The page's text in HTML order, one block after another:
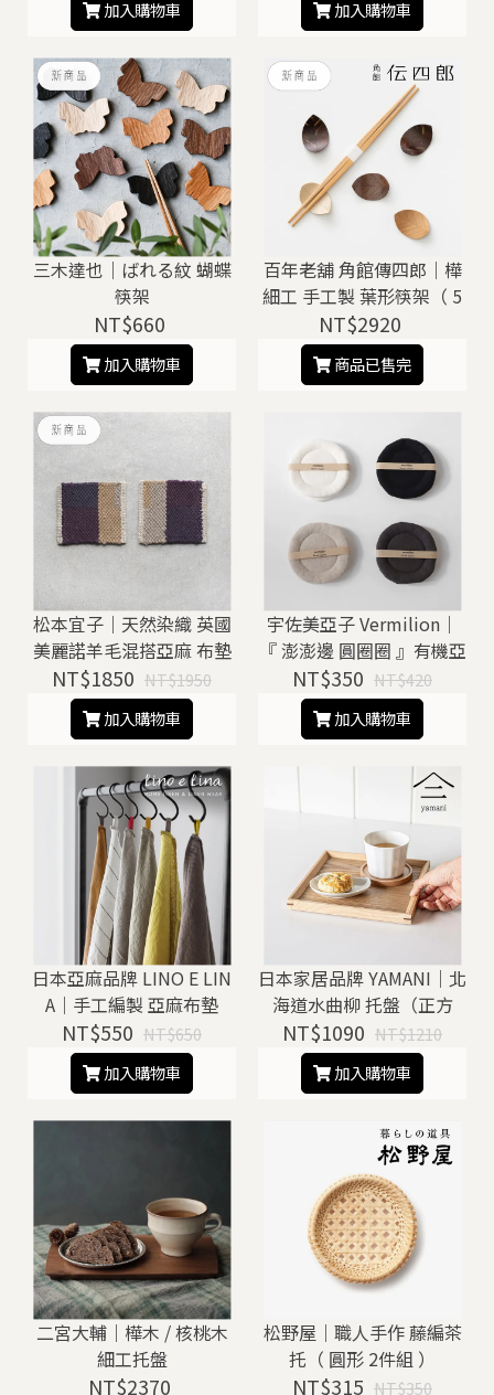
加入購物車 加入購物車
三木達也｜ばれる紋 蝴蝶
筷架
NT$660
加入購物車
百年老舖 角館傳四郎｜樺
細工 手工製 葉形筷架（ 5
枚 ）
NT$2920
商品已售完
松本宜子｜天然染織 英國
美麗諾羊毛混搭亞麻 布墊
NT$1850 NT$1950
加入購物車
宇佐美亞子 Vermilion｜
『 澎澎邊 圓圈圈 』有機亞
麻 杯墊
NT$350 NT$420
加入購物車
日本亞麻品牌 LINO E LIN
A｜手工編製 亞麻布墊
NT$550 NT$650
加入購物車
日本家居品牌 YAMANI｜北
海道水曲柳 托盤（正方
形）
NT$1090 NT$1210
加入購物車
二宮大輔｜樺木 / 核桃木
細工托盤
NT$2370
松野屋｜職人手作 藤編茶
托（ 圓形 2件組 ）
NT$315 NT$350